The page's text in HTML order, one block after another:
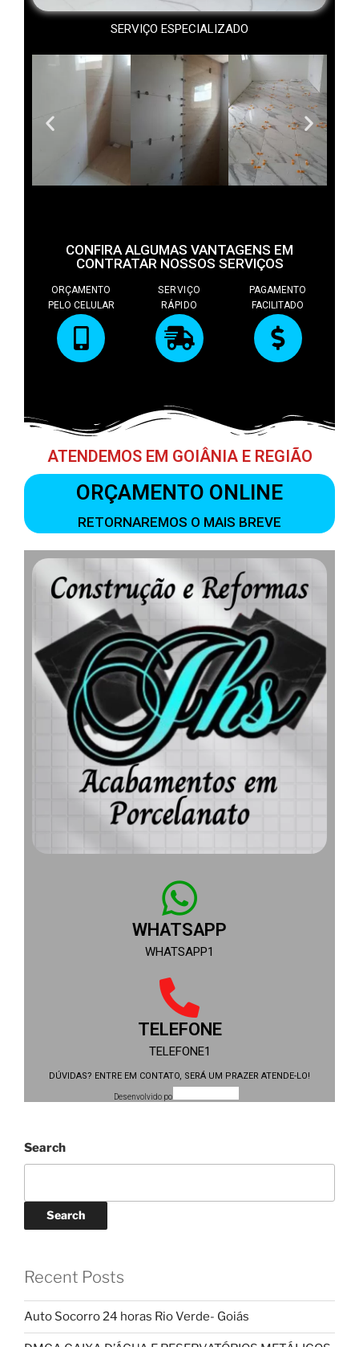
SERVIÇO ESPECIALIZADO
CONFIRA ALGUMAS VANTAGENS EM
CONTRATAR NOSSOS SERVIÇOS
ORÇAMENTO
PELO CELULAR
SERVIÇO
RÁPIDO
PAGAMENTO
FACILITADO
ATENDEMOS EM GOIÂNIA E REGIÃO
ORÇAMENTO ONLINE
RETORNAREMOS O MAIS BREVE
WHATSAPP
WHATSAPP1
TELEFONE
TELEFONE1
DÚVIDAS? ENTRE EM CONTATO, SERÁ UM PRAZER ATENDE-LO!
Desenvolvido por:
Search
Search
Recent Posts
Auto Socorro 24 horas Rio Verde- Goiás